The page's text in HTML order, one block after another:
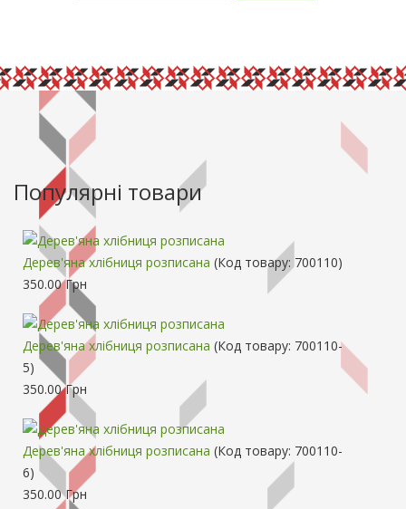
Популярні товари
Дерев'яна хлібниця розписана (Код товару: 700110)
350.00 Грн
Дерев'яна хлібниця розписана (Код товару: 700110-
5)
350.00 Грн
Дерев'яна хлібниця розписана (Код товару: 700110-
6)
350.00 Грн